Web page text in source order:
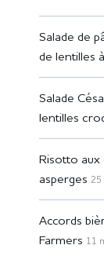
Salade de
de lentilles
Salade
lentilles
Risotto aux
asperges 25
Accords
Farmers 11